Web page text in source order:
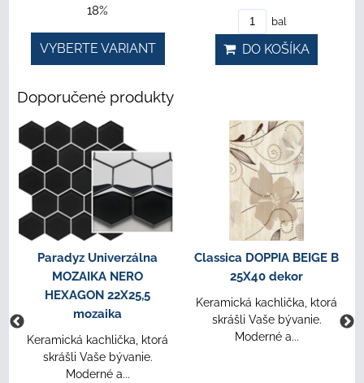
18%
VYBERTE VARIANT
bal
DO KOŠÍKA
Doporučené produkty
DOPPIA BEIGE B
25X40 dekor
kachlička, ktorá
Vaše bývanie.
Moderné a...
Classica DOPPIA BEIGE
4,8X40 lištela
Keramická kachlička, ktorá
skrášli Vaše bývanie.
Moderné a...